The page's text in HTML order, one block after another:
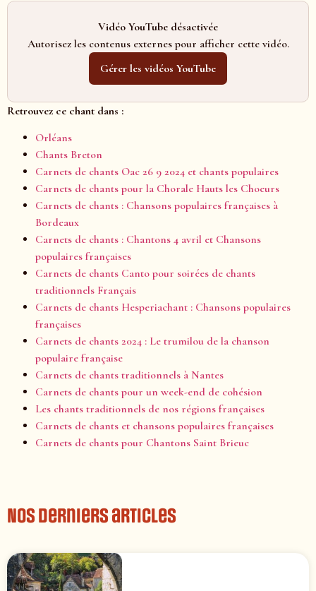
Vidéo YouTube désactivée
Autorisez les contenus externes pour afficher cette vidéo.
Gérer les vidéos YouTube
Retrouvez ce chant dans :
Orléans
Chants Breton
Carnets de chants Oac 26 9 2024 et chants populaires
Carnets de chants pour la Chorale Hauts les Choeurs
Carnets de chants : Chansons populaires françaises à
Bordeaux
Carnets de chants : Chantons 4 avril et Chansons
populaires françaises
Carnets de chants Canto pour soirées de chants
traditionnels Français
Carnets de chants Hesperiachant : Chansons populaires
françaises
Carnets de chants 2024 : Le trumilou de la chanson
populaire française
Carnets de chants traditionnels à Nantes
Carnets de chants pour un week-end de cohésion
Les chants traditionnels de nos régions françaises
Carnets de chants et chansons populaires françaises
Carnets de chants pour Chantons Saint Brieuc
Nos derniers articles